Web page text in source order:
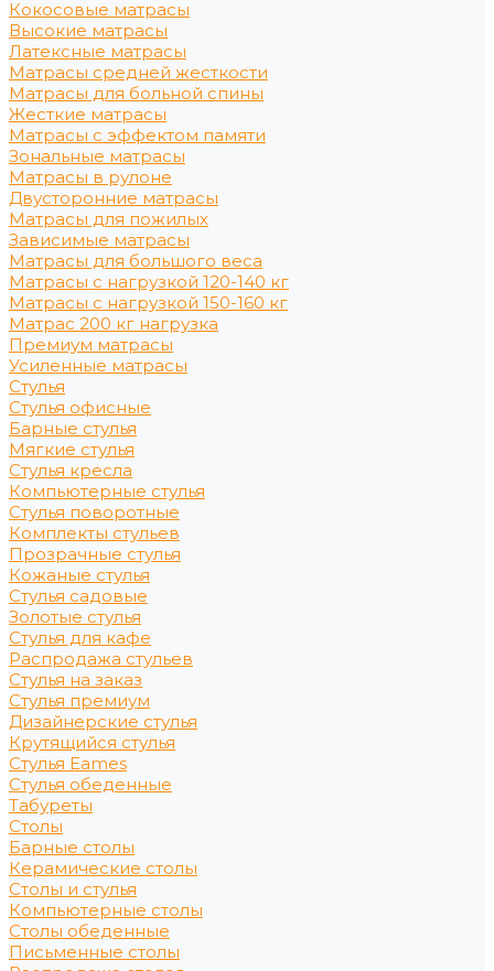
Кокосовые матрасы
Высокие матрасы
Латексные матрасы
Матрасы средней жесткости
Матрасы для больной спины
Жесткие матрасы
Матрасы с эффектом памяти
Зональные матрасы
Матрасы в рулоне
Двусторонние матрасы
Матрасы для пожилых
Зависимые матрасы
Матрасы для большого веса
Матрасы с нагрузкой 120-140 кг
Матрасы с нагрузкой 150-160 кг
Матрас 200 кг нагрузка
Премиум матрасы
Усиленные матрасы
Стулья
Стулья офисные
Барные стулья
Мягкие стулья
Стулья кресла
Компьютерные стулья
Стулья поворотные
Комплекты стульев
Прозрачные стулья
Кожаные стулья
Стулья садовые
Золотые стулья
Стулья для кафе
Распродажа стульев
Стулья на заказ
Стулья премиум
Дизайнерские стулья
Крутящийся стулья
Стулья Eames
Стулья обеденные
Табуреты
Столы
Барные столы
Керамические столы
Столы и стулья
Компьютерные столы
Столы обеденные
Письменные столы